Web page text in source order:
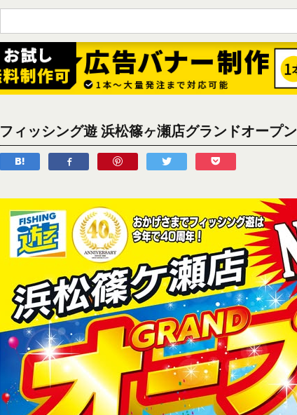
フィッシング遊 浜松篠ヶ瀬店グランドオープン